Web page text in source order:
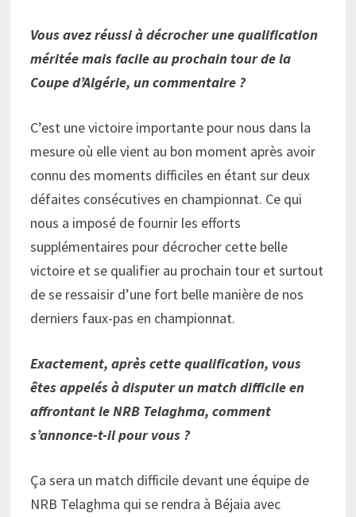
Vous avez réussi à décrocher une qualification
méritée mais facile au prochain tour de la
Coupe d’Algérie, un commentaire ?
C’est une victoire importante pour nous dans la
mesure où elle vient au bon moment après avoir
connu des moments difficiles en étant sur deux
défaites consécutives en championnat. Ce qui
nous a imposé de fournir les efforts
supplémentaires pour décrocher cette belle
victoire et se qualifier au prochain tour et surtout
de se ressaisir d’une fort belle manière de nos
derniers faux-pas en championnat.
Exactement, après cette qualification, vous
êtes appelés à disputer un match difficile en
affrontant le NRB Telaghma, comment
s’annonce-t-il pour vous ?
Ça sera un match difficile devant une équipe de
NRB Telaghma qui se rendra à Béjaia avec